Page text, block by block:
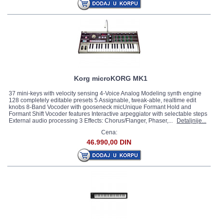
Korg microKORG MK1
37 mini-keys with velocity sensing 4-Voice Analog Modeling synth engine
128 completely editable presets 5 Assignable, tweak-able, realtime edit
knobs 8-Band Vocoder with gooseneck micUnique Formant Hold and
Formant Shift Vocoder features Interactive arpeggiator with selectable steps
External audio processing 3 Effects: Chorus/Flanger, Phaser,...
Detaljnije...
Cena:
46.990,00 DIN